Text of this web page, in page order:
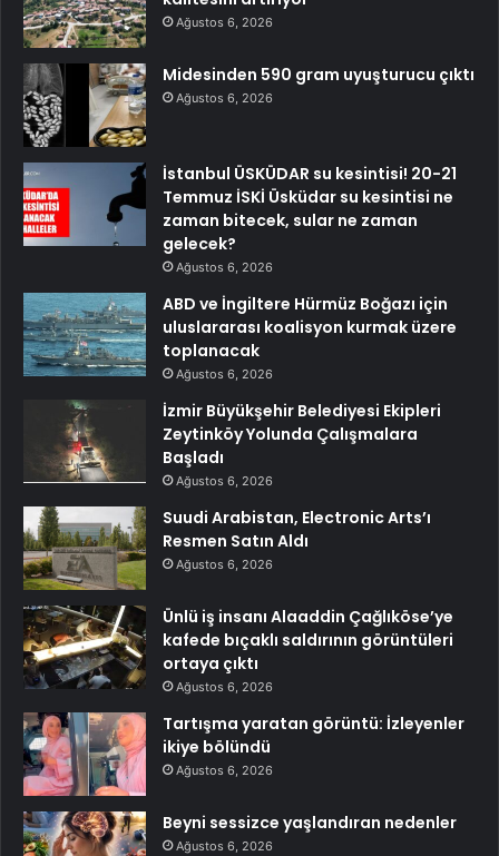
Ağustos 6, 2026
Midesinden 590 gram uyuşturucu çıktı
Ağustos 6, 2026
İstanbul ÜSKÜDAR su kesintisi! 20-21
Temmuz İSKİ Üsküdar su kesintisi ne
zaman bitecek, sular ne zaman
gelecek?
Ağustos 6, 2026
ABD ve İngiltere Hürmüz Boğazı için
uluslararası koalisyon kurmak üzere
toplanacak
Ağustos 6, 2026
İzmir Büyükşehir Belediyesi Ekipleri
Zeytinköy Yolunda Çalışmalara
Başladı
Ağustos 6, 2026
Suudi Arabistan, Electronic Arts’ı
Resmen Satın Aldı
Ağustos 6, 2026
Ünlü iş insanı Alaaddin Çağlıköse’ye
kafede bıçaklı saldırının görüntüleri
ortaya çıktı
Ağustos 6, 2026
Tartışma yaratan görüntü: İzleyenler
ikiye bölündü
Ağustos 6, 2026
Beyni sessizce yaşlandıran nedenler
Ağustos 6, 2026